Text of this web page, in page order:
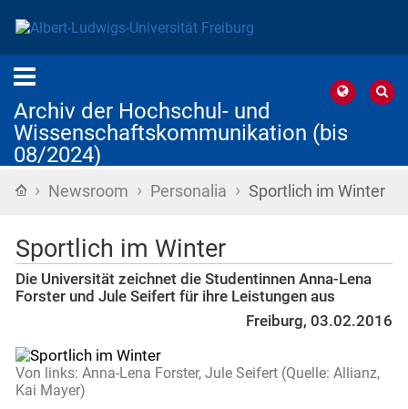
Archiv der Hochschul- und
Wissenschaftskommunikation (bis
08/2024)
Startseite
› Newsroom › Personalia › Sportlich im Winter
Sportlich im Winter
Die Universität zeichnet die Studentinnen Anna-Lena
Forster und Jule Seifert für ihre Leistungen aus
Freiburg, 03.02.2016
Von links: Anna-Lena Forster, Jule Seifert (Quelle: Allianz,
Kai Mayer)